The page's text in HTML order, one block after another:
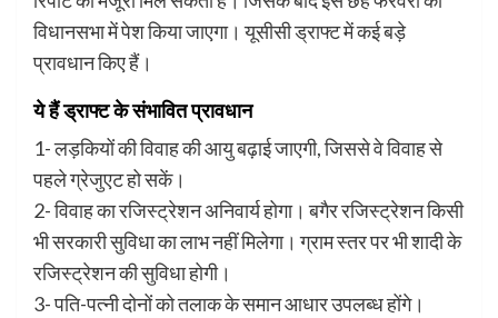
विधानसभा में पेश किया जाएगा। यूसीसी ड्राफ्ट में कई बड़े
प्रावधान किए हैं।
ये हैं ड्राफ्ट के संभावित प्रावधान
1- लड़कियों की विवाह की आयु बढ़ाई जाएगी, जिससे वे विवाह से
पहले ग्रेजुएट हो सकें।
2- विवाह का रजिस्ट्रेशन अनिवार्य होगा। बगैर रजिस्ट्रेशन किसी
भी सरकारी सुविधा का लाभ नहीं मिलेगा। ग्राम स्तर पर भी शादी के
रजिस्ट्रेशन की सुविधा होगी।
3- पति-पत्नी दोनों को तलाक के समान आधार उपलब्ध होंगे।